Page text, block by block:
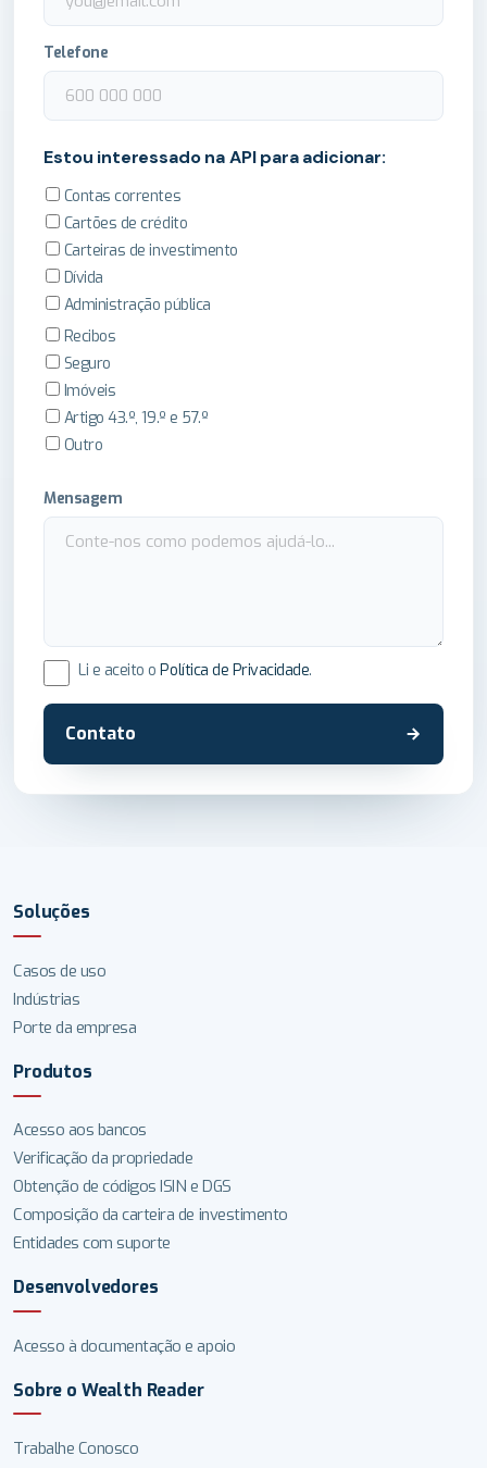
Telefone
Estou interessado na API para adicionar:
Contas correntes
Cartões de crédito
Carteiras de investimento
Dívida
Administração pública
Recibos
Seguro
Imóveis
Artigo 43.º, 19.º e 57.º
Outro
Mensagem
Li e aceito oPolítica de Privacidade.
Contato
Soluções
Casos de uso
Indústrias
Porte da empresa
Produtos
Acesso aos bancos
Verificação da propriedade
Obtenção de códigos ISIN e DGS
Composição da carteira de investimento
Entidades com suporte
Desenvolvedores
Acesso à documentação e apoio
Sobre o Wealth Reader
Trabalhe Conosco